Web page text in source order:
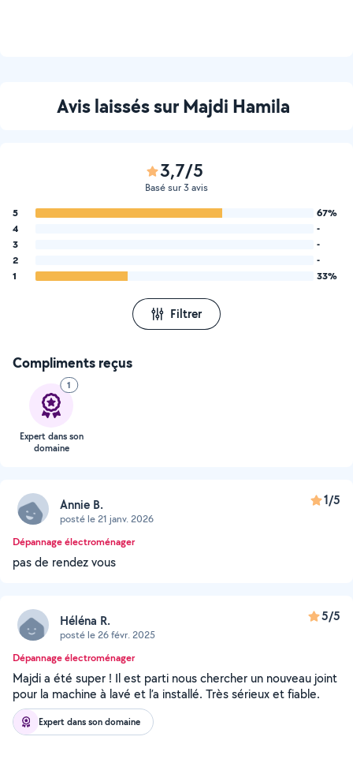
Avis laissés sur Majdi Hamila
3,7/5
Basé sur 3 avis
5
67%
4
-
3
-
2
-
1
33%
Filtrer
Compliments reçus
1
Expert dans son
domaine
Annie B.
posté le 21 janv. 2026
1/5
Dépannage électroménager
pas de rendez vous
Héléna R.
posté le 26 févr. 2025
5/5
Dépannage électroménager
Majdi a été super ! Il est parti nous chercher un nouveau joint
pour la machine à lavé et l’a installé. Très sérieux et fiable.
Expert dans son domaine